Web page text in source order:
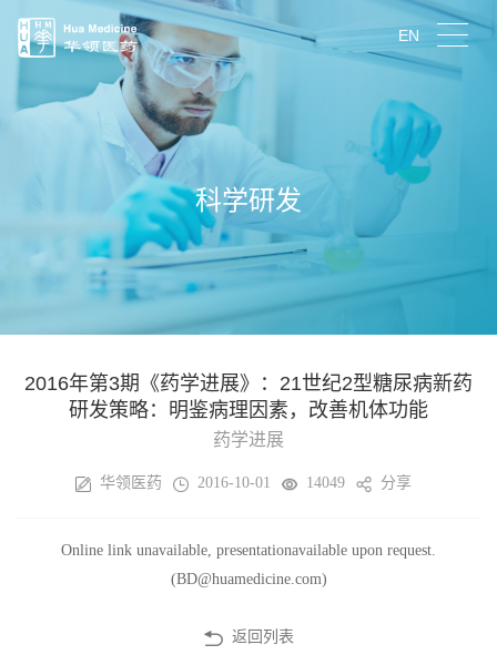
EN
科学研发
2016年第3期《药学进展》：21世纪2型糖尿病新药
研发策略：明鉴病理因素，改善机体功能
药学进展
华领医药 2016-10-01 14049 分享
Online link unavailable, presentationavailable upon request.
(BD@huamedicine.com)
返回列表